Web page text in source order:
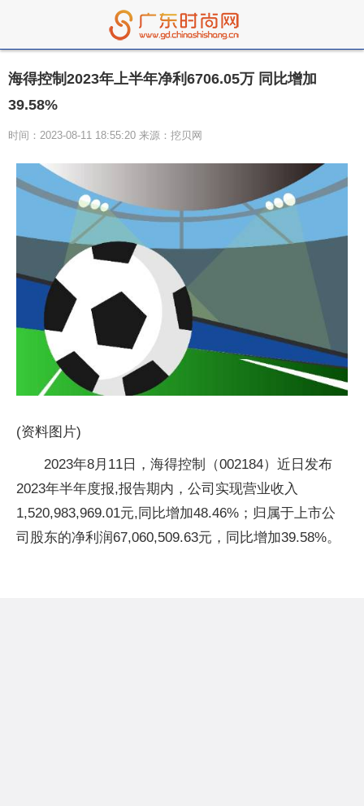
海得控制2023年上半年净利6706.05万 同比增加
39.58%
时间：2023-08-11 18:55:20 来源：挖贝网
(资料图片)
2023年8月11日，海得控制（002184）近日发布
2023年半年度报,报告期内，公司实现营业收入
1,520,983,969.01元,同比增加48.46%；归属于上市公
司股东的净利润67,060,509.63元，同比增加39.58%。